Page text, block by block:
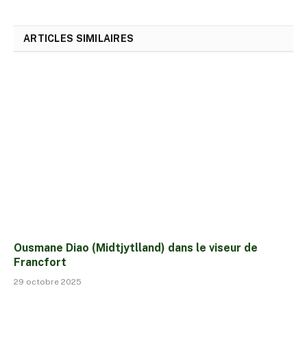
ARTICLES SIMILAIRES
Ousmane Diao (Midtjytlland) dans le viseur de
Francfort
29 octobre 2025